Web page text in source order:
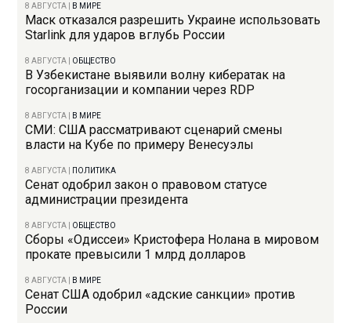
8 АВГУСТА В МИРЕ
Маск отказался разрешить Украине использовать
Starlink для ударов вглубь России
8 АВГУСТА ОБЩЕСТВО
В Узбекистане выявили волну кибератак на
госорганизации и компании через RDP
8 АВГУСТА В МИРЕ
СМИ: США рассматривают сценарий смены
власти на Кубе по примеру Венесуэлы
8 АВГУСТА ПОЛИТИКА
Сенат одобрил закон о правовом статусе
администрации президента
8 АВГУСТА ОБЩЕСТВО
Сборы «Одиссеи» Кристофера Нолана в мировом
прокате превысили 1 млрд долларов
8 АВГУСТА В МИРЕ
Сенат США одобрил «адские санкции» против
России